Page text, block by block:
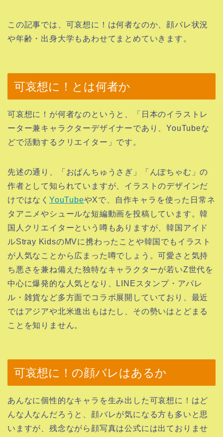
この記事では、可哀想に！は何者なのか、顔バレ状況
や年齢・出身大学もあわせてまとめていきます。
可哀想に！とは何者か
可哀想に！が何者なのというと、「日本のイラストレ
ーター兼キャラクターデザイナーであり、YouTubeな
どで活動するクリエイター」です。
先述の通り、「おぱんちゅうさぎ」「んぽちゃむ」の
作者として知られていますが、イラストのデザインだ
けではなく YouTubeやXで、自作キャラを使った日常ネ
タアニメやシュールな短編動画を投稿しています。韓
国人クリエイターという噂もありますが、韓国アイド
ルStray KidsのMVに携わったことや韓国でもイラスト
が人気なことから広まった噂でしょう。可愛さと気持
ち悪さを兼ね備えた独特なキャラクターが若いZ世代を
中心に爆発的な人気となり、LINEスタンプ・アパレ
ル・雑貨など多方面でコラボ展開していており、最近
ではアジアや北米進出もはたし、その勢いはとどまる
ことを知りません。
可哀想に！の顔バレはあるか
あんなに個性的なキャラを生み出した可哀想に！はど
んな人なんだろうと、顔バレが気になる方も多いと思
いますが、残念ながら顔写真は公式には出ておりませ